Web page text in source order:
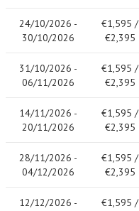
24/10/2026 -
30/10/2026
€1,595 /
€2,395
31/10/2026 -
06/11/2026
€1,595 /
€2,395
14/11/2026 -
20/11/2026
€1,595 /
€2,395
28/11/2026 -
04/12/2026
€1,595 /
€2,395
12/12/2026 -
€1,595 /